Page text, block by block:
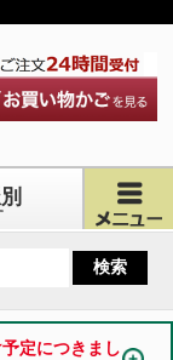
定につきまし